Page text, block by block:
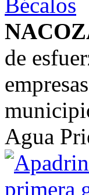
de
Agua